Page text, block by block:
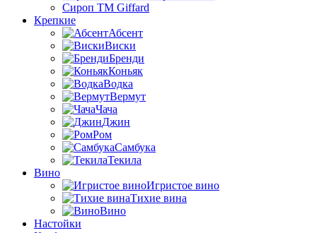
Сироп TM Giffard
Крепкие
Абсент
Виски
Бренди
Коньяк
Водка
Вермут
Чача
Джин
Ром
Самбука
Текила
Вино
Игристое вино
Тихие вина
Вино
Настойки